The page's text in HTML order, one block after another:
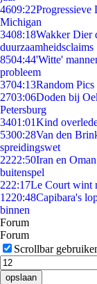
4609:22
Michigan
3408:18Wakker Dier
duurzaamheidsclaims
8504:44'Witte'
probleem
3704:13Random
2703:06Doden bij
Petersburg
3401:01Kind
5300:28Van den
spreidingswet
2222:50Iran en
buitenspel
222:17Le Court wint
1220:48Capibara's
binnen
Forum
Forum
Scrollbar
opslaan